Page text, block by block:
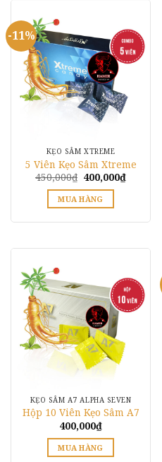
nhiều
biến
thể.
Các
tùy
chọn
được
chọn
trang
-11%
KẸO SÂM XTREME
5 Viên Kẹo Sâm Xtreme
450,000₫ Giá
gốc
là:
450,000₫.
400,000₫Giá
hiện
MUA HÀNG
KẸO SÂM A7 ALPHA SEVEN
Hộp 10 Viên Kẹo Sâm A7
400,000₫
MUA HÀNG